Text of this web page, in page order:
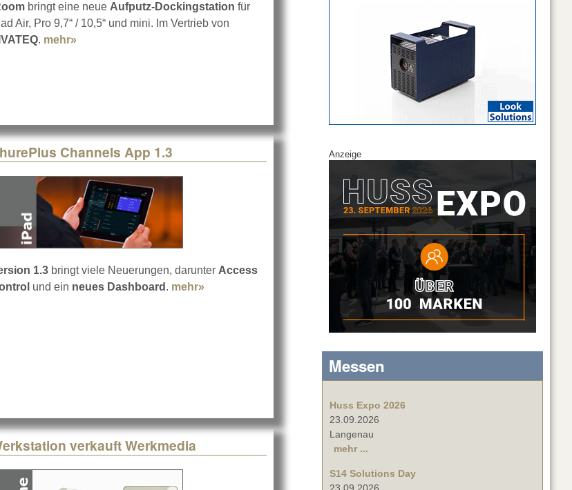
bringt eine neue Aufputz-Dockingstation für
Air, Pro 9,7“ / 10,5“ und mini. Im Vertrieb von
. mehr»
Channels App 1.3
1.3 bringt viele Neuerungen, darunter Access
und ein neues Dashboard . mehr» about ShurePlus Channels App 1.3
verkauft Werkmedia
Anzeige
Messen
Huss Expo 2026
23.09.2026
Langenau
mehr ...
S14 Solutions Day